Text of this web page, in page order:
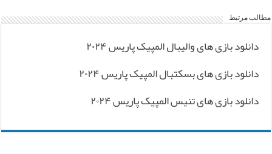
مطالب مرتبط
دانلود بازی های والیبال المپیک پاریس ۲۰۲۴
دانلود بازی های بسکتبال المپیک پاریس ۲۰۲۴
دانلود بازی های تنیس المپیک پاریس ۲۰۲۴